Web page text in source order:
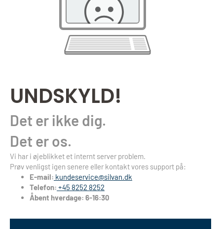
UNDSKYLD!
Det er ikke dig.
Det er os.
Vi har i øjeblikket et internt server problem.
Prøv venligst igen senere eller kontakt vores support på:
E-mail: kundeservice@silvan.dk
Telefon: +45 8252 8252
Åbent hverdage: 6-16:30